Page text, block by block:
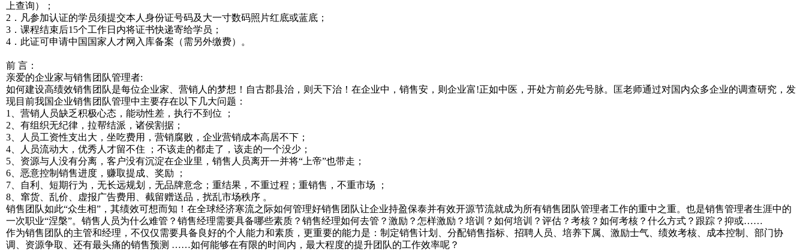
上查询）；
2．凡参加认证的学员须提交本人身份证号码及大一寸数码照片红底或蓝底；
3．课程结束后15个工作日内将证书快递寄给学员；
4．此证可申请中国国家人才网入库备案（需另外缴费）。
前 言：
亲爱的企业家与销售团队管理者:
如何建设高绩效销售团队是每位企业家、营销人的梦想！自古郡县治，则天下治！在企业中，销售安，则企业富!正如中医，开处方前必先号脉。匡老师通过对国内众多企业的调查研究，发
现目前我国企业销售团队管理中主要存在以下几大问题：
1、营销人员缺乏积极心态，能动性差，执行不到位 ；
2、有组织无纪律，拉帮结派，诸侯割据；
3、人员工资性支出大，坐吃费用，营销腐败，企业营销成本高居不下；
4、人员流动大，优秀人才留不住 ；不该走的都走了，该走的一个没少；
5、资源与人没有分离，客户没有沉淀在企业里，销售人员离开一并将“上帝”也带走；
6、恶意控制销售进度，赚取提成、奖励 ；
7、自利、短期行为，无长远规划，无品牌意念；重结果，不重过程；重销售，不重市场 ；
8、窜货、乱价、虚报广告费用、截留赠送品，扰乱市场秩序 。
销售团队如此“众生相”，其绩效可想而知！在全球经济寒流之际如何管理好销售团队让企业持盈保泰并有效开源节流就成为所有销售团队管理者工作的重中之重。也是销售管理者生涯中的
一次职业“涅槃”。销售人员为什么难管？销售经理需要具备哪些素质？销售经理如何去管？激励？怎样激励？培训？如何培训？评估？考核？如何考核？什么方式？跟踪？抑或……
作为销售团队的主管和经理，不仅仅需要具备良好的个人能力和素质，更重要的能力是：制定销售计划、分配销售指标、招聘人员、培养下属、激励士气、绩效考核、成本控制、部门协
调、资源争取、还有最头痛的销售预测 ……如何能够在有限的时间内，最大程度的提升团队的工作效率呢？